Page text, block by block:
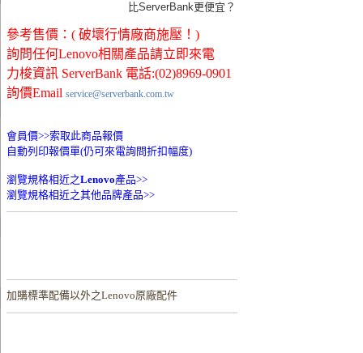
比ServerBank更便宜？
參考售價：( 破壞行情廠商施壓！)
詢問任何Lenovo相關產品請立即來電
力梭資訊 ServerBank 電話:(02)8969-0901
詢價Email service@serverbank.com.tw
會員價>>索取此商品報價
自動列印報價單(仍可來電詢問折扣幅度)
瀏覽規格相近之Lenovo產品>>
瀏覽規格相近之其他品牌產品>>
加購標準配備以外之Lenovo原廠配件